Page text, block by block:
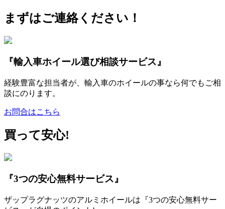
まずはご連絡ください！
『輸入車ホイール選び相談サービス』
経験豊富な担当者が、輸入車のホイールの事なら何でもご相
談にのります。
お問合はこちら
買って安心!
『3つの安心無料サービス』
ザップラグナッツのアルミホイールは『3つの安心無料サー